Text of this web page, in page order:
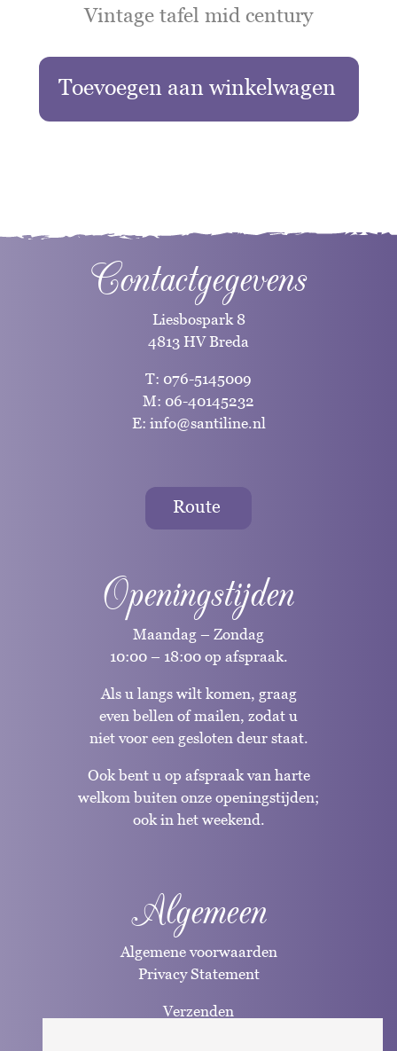
Vintage tafel mid century
Toevoegen aan winkelwagen
Contactgegevens
Liesbospark 8
4813 HV Breda
T: 076-5145009
M: 06-40145232
E: info@santiline.nl
Route
Openingstijden
Maandag – Zondag
10:00 – 18:00 op afspraak.
Als u langs wilt komen, graag
even bellen of mailen, zodat u
niet voor een gesloten deur staat.
Ook bent u op afspraak van harte
welkom buiten onze openingstijden;
ook in het weekend.
Algemeen
Algemene voorwaarden
Privacy Statement
Verzenden